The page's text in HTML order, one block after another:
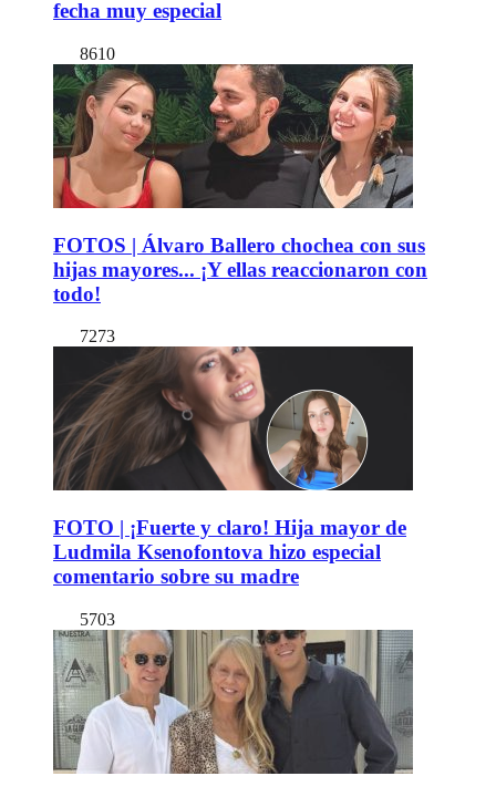
fecha muy especial
8610
FOTOS | Álvaro Ballero chochea con sus
hijas mayores... ¡Y ellas reaccionaron con
todo!
7273
FOTO | ¡Fuerte y claro! Hija mayor de
Ludmila Ksenofontova hizo especial
comentario sobre su madre
5703